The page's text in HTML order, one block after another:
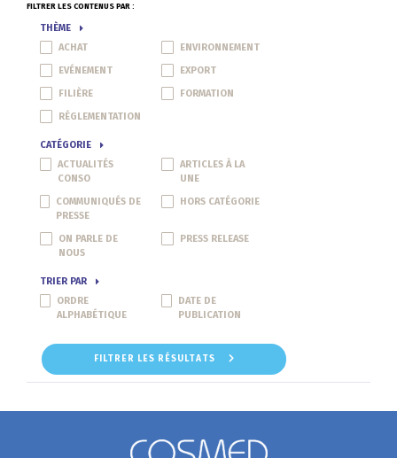
FILTRER LES CONTENUS PAR :
THÈME
ACHAT
ENVIRONNEMENT
EVÉNEMENT
EXPORT
FILIÈRE
FORMATION
RÉGLEMENTATION
CATÉGORIE
ACTUALITÉS
CONSO
ARTICLES À LA
UNE
COMMUNIQUÉS DE
PRESSE
HORS CATÉGORIE
ON PARLE DE
NOUS
PRESS RELEASE
TRIER PAR
ORDRE
ALPHABÉTIQUE
DATE DE
PUBLICATION
FILTRER LES RÉSULTATS